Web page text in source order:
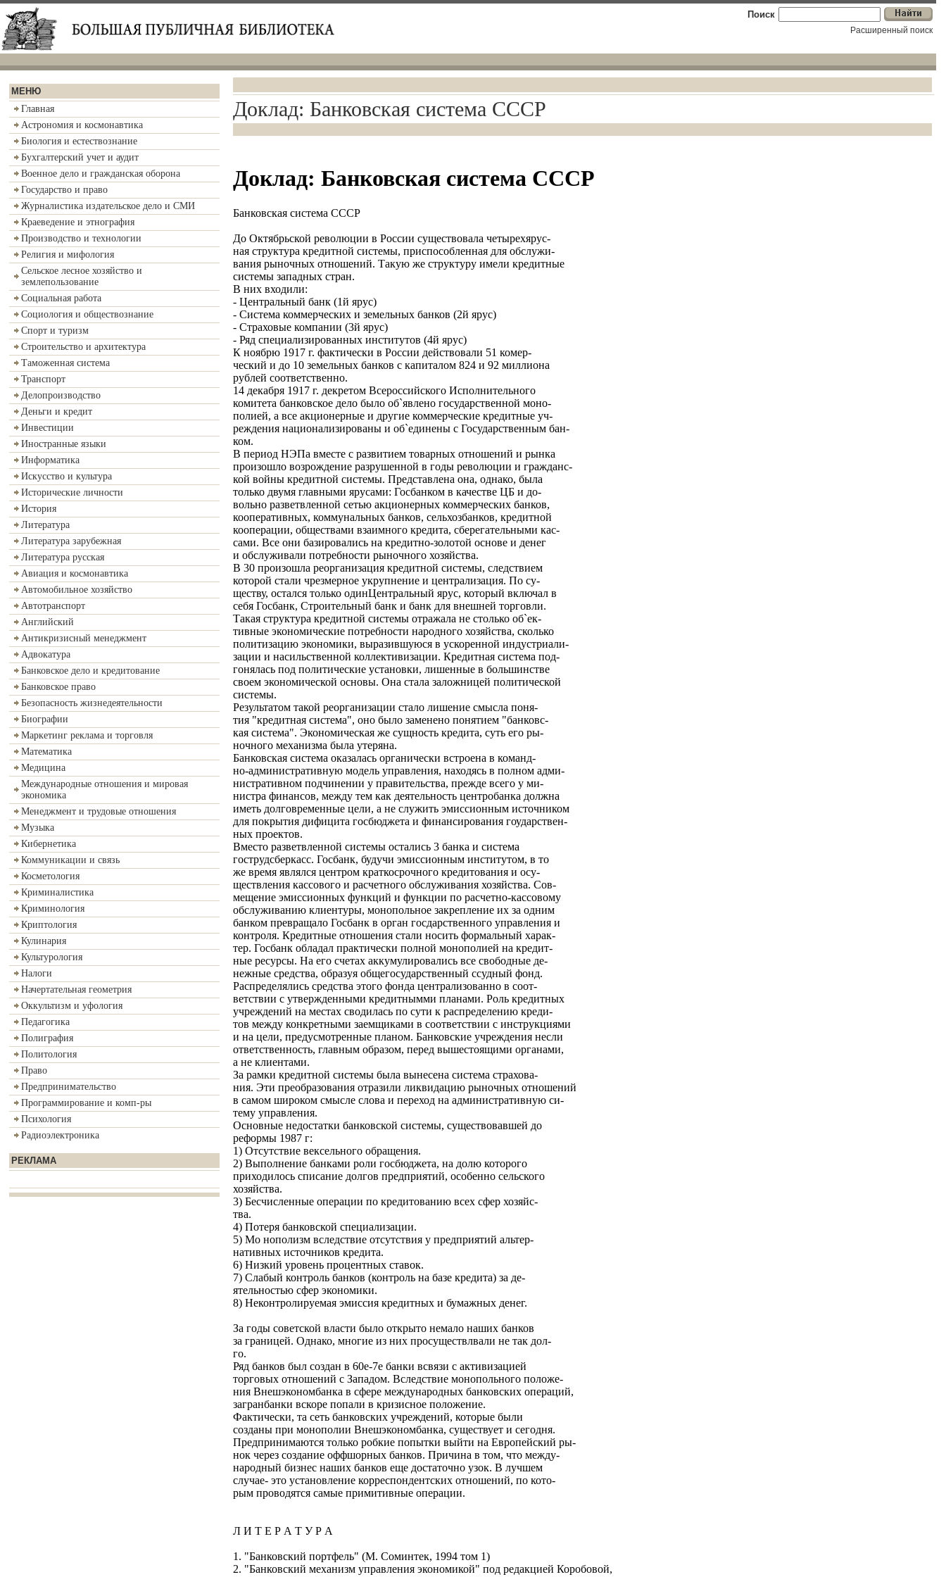
Поиск
Расширенный поиск
МЕНЮ
Главная
Астрономия и космонавтика
Биология и естествознание
Бухгалтерский учет и аудит
Военное дело и гражданская оборона
Государство и право
Журналистика издательское дело и СМИ
Краеведение и этнография
Производство и технологии
Религия и мифология
Сельское лесное хозяйство и
землепользование
Социальная работа
Социология и обществознание
Спорт и туризм
Строительство и архитектура
Таможенная система
Транспорт
Делопроизводство
Деньги и кредит
Инвестиции
Иностранные языки
Информатика
Искусство и культура
Исторические личности
История
Литература
Литература зарубежная
Литература русская
Авиация и космонавтика
Автомобильное хозяйство
Автотранспорт
Английский
Антикризисный менеджмент
Адвокатура
Банковское дело и кредитование
Банковское право
Безопасность жизнедеятельности
Биографии
Маркетинг реклама и торговля
Математика
Медицина
Международные отношения и мировая
экономика
Менеджмент и трудовые отношения
Музыка
Кибернетика
Коммуникации и связь
Косметология
Криминалистика
Криминология
Криптология
Кулинария
Культурология
Налоги
Начертательная геометрия
Оккультизм и уфология
Педагогика
Полиграфия
Политология
Право
Предпринимательство
Программирование и комп-ры
Психология
Радиоэлектроника
РЕКЛАМА
Доклад: Банковская система СССР
Доклад: Банковская система СССР
Банковская система СССР
До Октябрьской революции в России существовала четырехярус-
ная структура кредитной системы, приспособленная для обслужи-
вания рыночных отношений. Такую же структуру имели кредитные
системы западных стран.
В них входили:
- Центральный банк (1й ярус)
- Система коммерческих и земельных банков (2й ярус)
- Страховые компании (3й ярус)
- Ряд специализированных институтов (4й ярус)
К ноябрю 1917 г. фактически в России действовали 51 комер-
ческий и до 10 земельных банков с капиталом 824 и 92 миллиона
рублей соответственно.
14 декабря 1917 г. декретом Всероссийского Исполнительного
комитета банковское дело было об`явлено государственной моно-
полией, а все акционерные и другие коммерческие кредитные уч-
реждения национализированы и об`единены с Государственным бан-
ком.
В период НЭПа вместе с развитием товарных отношений и рынка
произошло возрождение разрушенной в годы революции и гражданс-
кой войны кредитной системы. Представлена она, однако, была
только двумя главными ярусами: Госбанком в качестве ЦБ и до-
вольно разветвленной сетью акционерных коммерческих банков,
кооперативных, коммунальных банков, сельхозбанков, кредитной
кооперации, обществами взаимного кредита, сберегательными кас-
сами. Все они базировались на кредитно-золотой основе и денег
и обслуживали потребности рыночного хозяйства.
В 30 произошла реорганизация кредитной системы, следствием
которой стали чрезмерное укрупнение и централизация. По су-
ществу, остался только одинЦентральный ярус, который включал в
себя Госбанк, Строительный банк и банк для внешней торговли.
Такая структура кредитной системы отражала не столько об`ек-
тивные экономические потребности народного хозяйства, сколько
политизацию экономики, выразившуюся в ускоренной индустриали-
зации и насильственной коллективизации. Кредитная система под-
гонялась под политические установки, лишенные в большинстве
своем экономической основы. Она стала заложницей политической
системы.
Результатом такой реорганизации стало лишение смысла поня-
тия "кредитная система", оно было заменено понятием "банковс-
кая система". Экономическая же сущность кредита, суть его ры-
ночного механизма была утеряна.
Банковская система оказалась органически встроена в команд-
но-административную модель управления, находясь в полном адми-
нистративном подчинении у правительства, прежде всего у ми-
нистра финансов, между тем как деятельность центробанка должна
иметь долговременные цели, а не служить эмиссионным источником
для покрытия дифицита госбюджета и финансирования гоударствен-
ных проектов.
Вместо разветвленной системы остались 3 банка и система
гострудсберкасс. Госбанк, будучи эмиссионным институтом, в то
же время являлся центром краткосрочного кредитования и осу-
ществления кассового и расчетного обслуживания хозяйства. Сов-
мещение эмиссионных функций и функции по расчетно-кассовому
обслуживанию клиентуры, монопольное закрепление их за одним
банком превращало Госбанк в орган госдарственного управления и
контроля. Кредитные отношения стали носить формальный харак-
тер. Госбанк обладал практически полной монополией на кредит-
ные ресурсы. На его счетах аккумулировались все свободные де-
нежные средства, образуя общегосударственный ссудный фонд.
Распределялись средства этого фонда централизованно в соот-
ветствии с утвержденными кредитнымми планами. Роль кредитных
учреждений на местах сводилась по сути к распределению креди-
тов между конкретными заемщиками в соответствии с инструкциями
и на цели, предусмотренные планом. Банковские учреждения несли
ответственность, главным образом, перед вышестоящими органами,
а не клиентами.
За рамки кредитной системы была вынесена система страхова-
ния. Эти преобразования отразили ликвидацию рыночных отношений
в самом широком смысле слова и переход на административную си-
тему управления.
Основные недостатки банковской системы, существовавшей до
реформы 1987 г:
1) Отсутствие вексельного обращения.
2) Выполнение банками роли госбюджета, на долю которого
приходилось списание долгов предприятий, особенно сельского
хозяйства.
3) Бесчисленные операции по кредитованию всех сфер хозяйс-
тва.
4) Потеря банковской специализации.
5) Мо нополизм вследствие отсутствия у предприятий альтер-
нативных источников кредита.
6) Низкий уровень процентных ставок.
7) Слабый контроль банков (контроль на базе кредита) за де-
ятельностью сфер экономики.
8) Неконтролируемая эмиссия кредитных и бумажных денег.
За годы советской власти было открыто немало наших банков
за границей. Однако, многие из них просуществлвали не так дол-
го.
Ряд банков был создан в 60е-7е банки всвязи с активизацией
торговых отношений с Западом. Вследствие монопольного положе-
ния Внешэкономбанка в сфере международных банковских операций,
загранбанки вскоре попали в кризисное положение.
Фактически, та сеть банковских учреждений, которые были
созданы при монополии Внешэкономбанка, существует и сегодня.
Предпринимаются только робкие попытки выйти на Европейский ры-
нок через создание оффшорных банков. Причина в том, что между-
народный бизнес наших банков еще достаточно узок. В лучшем
случае- это установление корреспондентских отношений, по кото-
рым проводятся самые примитивные операции.
Л И Т Е Р А Т У Р А
1. "Банковский портфель" (М. Соминтек, 1994 том 1)
2. "Банковский механизм управления экономикой" под редакцией Коробовой,